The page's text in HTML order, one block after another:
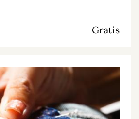
Gratis